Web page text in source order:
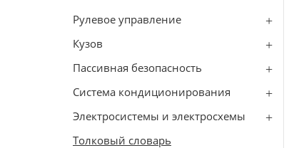
Рулевое управление
Кузов
Пассивная безопасность
Система кондиционирования
Электросистемы и электросхемы
Толковый словарь